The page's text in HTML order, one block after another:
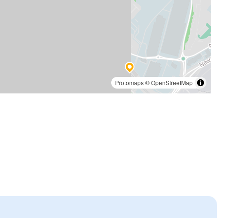
Protomaps©OpenStreetMap